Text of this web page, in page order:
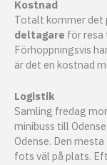
Kostnad
Totalt kommer det
deltagare för resa
Förhoppningsvis
är det en kostnad
Logistik
Samling fredag
minibuss till
Odense. Den
fots väl på plats.